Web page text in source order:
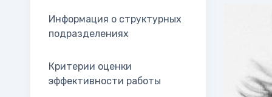
Информация о структурных
подразделениях
Критерии оценки
эффективности работы